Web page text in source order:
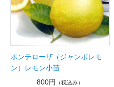
ポンテローザ（ジャンボレモ
ン）レモン小苗
800円
（税込み）